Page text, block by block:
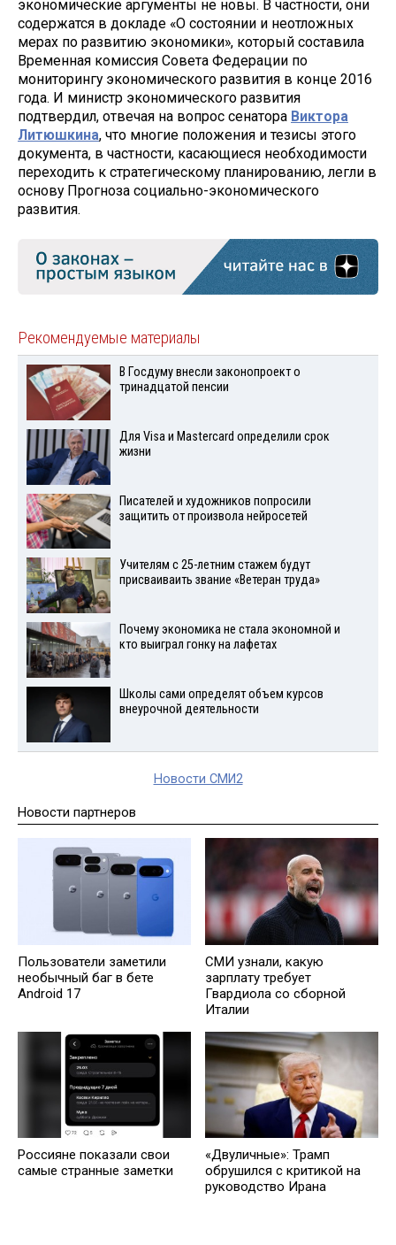
экономические аргументы не новы. В частности, они
содержатся в докладе «О состоянии и неотложных
мерах по развитию экономики», который составила
Временная комиссия Совета Федерации по
мониторингу экономического развития в конце 2016
года. И министр экономического развития
подтвердил, отвечая на вопрос сенатора Виктора
Литюшкина, что многие положения и тезисы этого
документа, в частности, касающиеся необходимости
переходить к стратегическому планированию, легли в
основу Прогноза социально-экономического
развития.
Рекомендуемые материалы
В Госдуму внесли законопроект о
тринадцатой пенсии
Для Visа и Mastercard определили срок
жизни
Писателей и художников попросили
защитить от произвола нейросетей
Учителям с 25-летним стажем будут
присваиваить звание «Ветеран труда»
Почему экономика не стала экономной и
кто выиграл гонку на лафетах
Школы сами определят объем курсов
внеурочной деятельности
Новости СМИ2
Новости партнеров
Пользователи заметили
необычный баг в бете
Android 17
СМИ узнали, какую
зарплату требует
Гвардиола со сборной
Италии
Россияне показали свои
самые странные заметки
«Двуличные»: Трамп
обрушился с критикой на
руководство Ирана